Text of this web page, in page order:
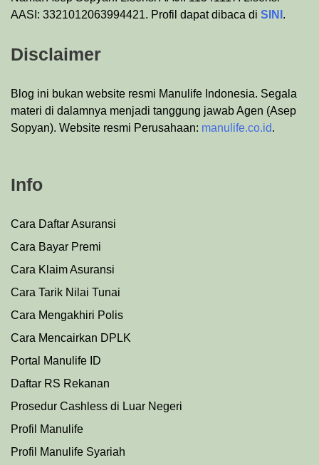
AASI: 3321012063994421. Profil dapat dibaca di SINI .
Disclaimer
Blog ini bukan website resmi Manulife Indonesia. Segala
materi di dalamnya menjadi tanggung jawab Agen (Asep
Sopyan). Website resmi Perusahaan: manulife.co.id.
Info
Cara Daftar Asuransi
Cara Bayar Premi
Cara Klaim Asuransi
Cara Tarik Nilai Tunai
Cara Mengakhiri Polis
Cara Mencairkan DPLK
Portal Manulife ID
Daftar RS Rekanan
Prosedur Cashless di Luar Negeri
Profil Manulife
Profil Manulife Syariah